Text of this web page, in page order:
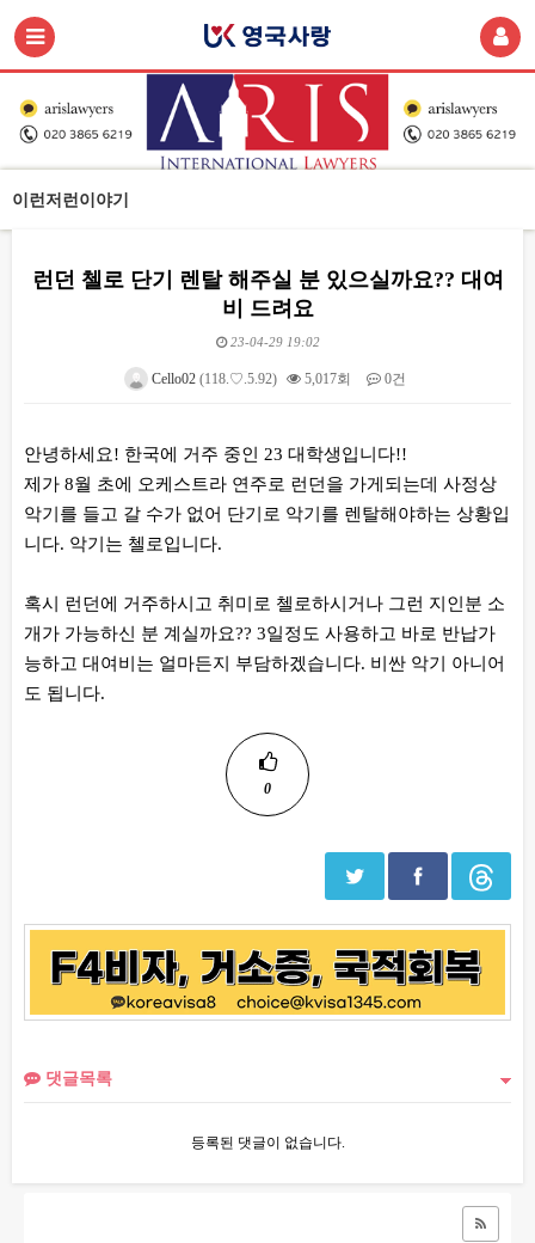
이런저런이야기
런던 첼로 단기 렌탈 해주실 분 있으실까요?? 대여
비 드려요
23-04-29 19:02
Cello02(118.♡.5.92) 5,017회 0건
안녕하세요! 한국에 거주 중인 23 대학생입니다!!
제가 8월 초에 오케스트라 연주로 런던을 가게되는데 사정상
악기를 들고 갈 수가 없어 단기로 악기를 렌탈해야하는 상황입
니다. 악기는 첼로입니다.
혹시 런던에 거주하시고 취미로 첼로하시거나 그런 지인분 소
개가 가능하신 분 계실까요?? 3일정도 사용하고 바로 반납가
능하고 대여비는 얼마든지 부담하겠습니다. 비싼 악기 아니어
도 됩니다.
0
댓글목록
등록된 댓글이 없습니다.